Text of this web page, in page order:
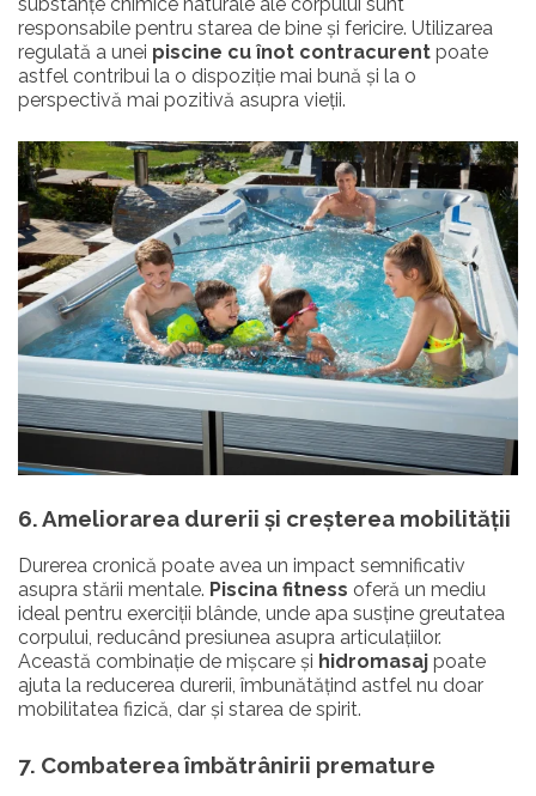
responsabile pentru starea de bine și fericire. Utilizarea
regulată a unei piscine cu înot contracurent poate
astfel contribui la o dispoziție mai bună și la o
perspectivă mai pozitivă asupra vieții.
6. Ameliorarea durerii și creșterea mobilității
Durerea cronică poate avea un impact semnificativ
asupra stării mentale. Piscina fitness oferă un mediu
ideal pentru exerciții blânde, unde apa susține greutatea
corpului, reducând presiunea asupra articulațiilor.
Această combinație de mișcare și hidromasaj poate
ajuta la reducerea durerii, îmbunătățind astfel nu doar
mobilitatea fizică, dar și starea de spirit.
7. Combaterea îmbătrânirii premature